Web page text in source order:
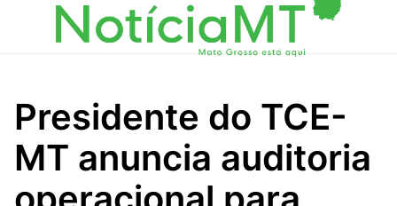
Presidente do TCE-
MT anuncia auditoria